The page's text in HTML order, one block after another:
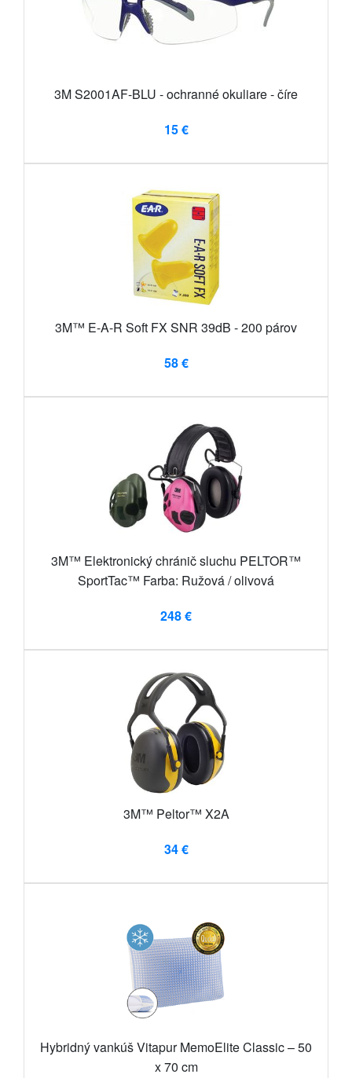
3M S2001AF-BLU - ochranné okuliare - číre
15 €
3M™ E-A-R Soft FX SNR 39dB - 200 párov
58 €
3M™ Elektronický chránič sluchu PELTOR™
SportTac™ Farba: Ružová / olivová
248 €
3M™ Peltor™ X2A
34 €
Hybridný vankúš Vitapur MemoElite Classic – 50
x 70 cm